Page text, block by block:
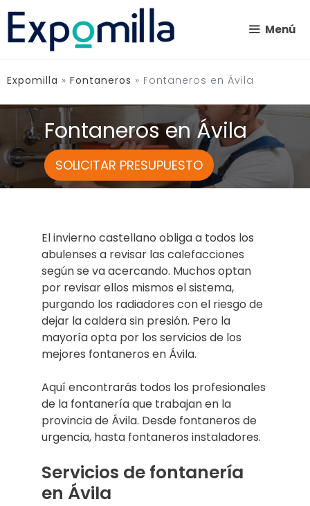
Saltar
contenido
Menú
Expomilla » Fontaneros » Fontaneros en Ávila
Fontaneros en Ávila
SOLICITAR PRESUPUESTO
El invierno castellano obliga a todos los
abulenses a revisar las calefacciones
según se va acercando. Muchos optan
por revisar ellos mismos el sistema,
purgando los radiadores con el riesgo de
dejar la caldera sin presión. Pero la
mayoría opta por los servicios de los
mejores fontaneros en Ávila.
Aquí encontrarás todos los profesionales
de la fontanería que trabajan en la
provincia de Ávila. Desde fontaneros de
urgencia, hasta fontaneros instaladores.
Servicios de fontanería
en Ávila